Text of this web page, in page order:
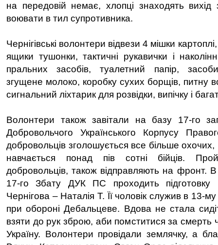
на передовій немає, хлопці знаходять вихід
воювати в тил супротивника.
Чернігівські волонтери відвези 4 мішки
ящики тушонки, тактичні рукавички і
пральних засобів, туалетний папір,
згущене молоко, коробку сухих борщів, питну
сигнальний ліхтарик для розвідки, випічку і
Волонтери також завітали на базу 17-го
Добровольчого Українського Корпусу
добровольців зголошується все більше охочих,
навчається понад пів сотні бійців.
добровольців, також відправляють на фронт.
17-го Збату ДУК ПС проходить
Чернігова – Наталія Т. Її чоловік служив в 13-
при обороні Дебальцеве. Вдова не стала
взяти до рук зброю, аби помститися за смерть
Україну. Волонтери провідали землячку, а